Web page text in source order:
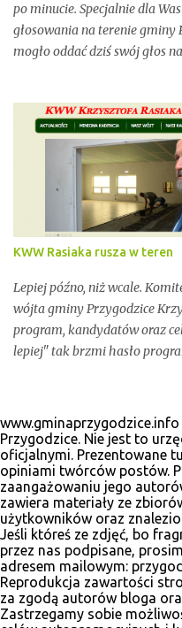
po minucie. Specjalnie dla
głosowania na terenie gminy
mogło oddać dziś swój głos
uważać. Incydentów
Wszystko zawarte zostanie
Zaczynamy! Wystarczy, że
pojawią się w tym poście.
KWW Rasiaka rusza w teren
Lepiej późno, niż wcale.
wójta gminy Przygodzice
program, kandydatów oraz
lepiej" tak brzmi hasło
mijającej kadencji 2010-2014,
powiatu ostrowskiego i
radnych gminnych zobaczyć
także nowe twarze. Poniżej
się zebrać.
Przygodzice. Nie jest to
oficjalnymi. Prezentowane
opiniami twórców postów.
zaangażowaniu jego
zawiera materiały ze
użytkowników oraz
Jeśli któreś ze zdjęć, bo
przez nas podpisane,
adresem mailowym:
Reprodukcja zawartości
za zgodą autorów bloga
Zastrzegamy sobie